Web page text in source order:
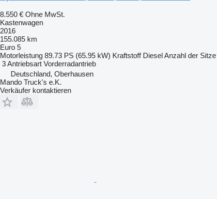
8.550 € Ohne MwSt.
Kastenwagen
2016
155.085 km
Euro 5
Motorleistung 89.73 PS (65.95 kW) Kraftstoff DieselAnzahl der Sitze
3Antriebsart Vorderradantrieb
Deutschland, Oberhausen
Mando Truck's e.K.
Verkäufer kontaktieren